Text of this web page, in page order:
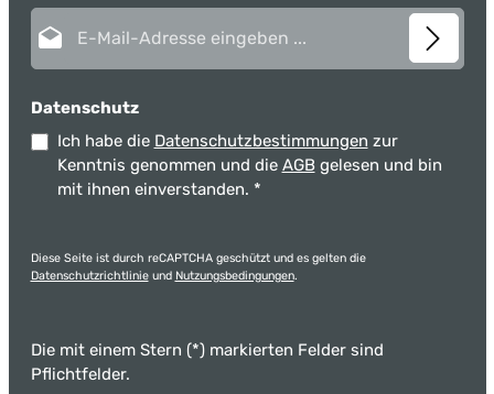
Datenschutz
Ich habe die Datenschutzbestimmungen zur
Kenntnis genommen und die AGB gelesen und bin
mit ihnen einverstanden. *
Diese Seite ist durch reCAPTCHA geschützt und es gelten die
Datenschutzrichtlinieund Nutzungsbedingungen.
Die mit einem Stern (*) markierten Felder sind
Pflichtfelder.